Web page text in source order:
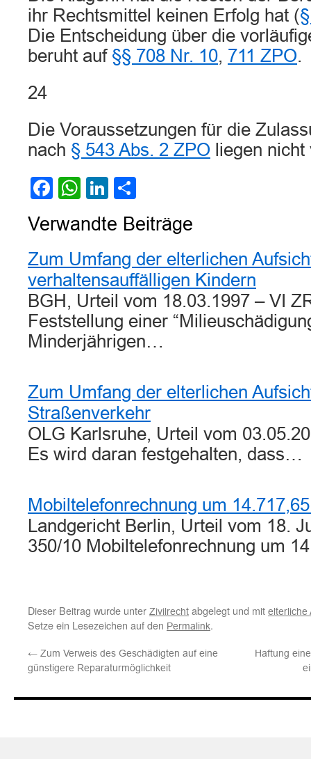
ihr Rechtsmittel keinen Erfolg hat (
Die Entscheidung über die
beruht auf §§ 708 Nr. 10, 711 ZPO.
24
Die Voraussetzungen für die
nach § 543 Abs. 2 ZPO liegen nicht
Facebook
WhatsApp
LinkedIn
Verwandte Beiträge
Zum Umfang der elterlichen
verhaltensauffälligen Kindern
BGH, Urteil vom 18.03.1997 – VI
Feststellung einer
Minderjährigen…
Zum Umfang der elterlichen
Straßenverkehr
OLG Karlsruhe, Urteil vom
Es wird daran festgehalten, dass…
Mobiltelefonrechnung um
Landgericht Berlin, Urteil vom 18.
350/10 Mobiltelefonrechnung um
Dieser Beitrag wurde unter Zivilrecht abgelegt und mit elterliche
Setze ein Lesezeichen auf den Permalink.
← Zum Verweis des Geschädigten auf eine
günstigere Reparaturmöglichkeit
Haftung